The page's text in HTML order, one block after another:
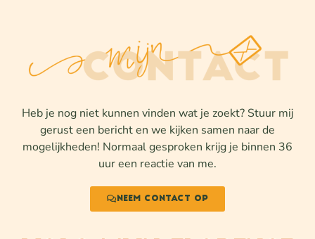
Heb je nog niet kunnen vinden wat je zoekt? Stuur mij
gerust een bericht en we kijken samen naar de
mogelijkheden! Normaal gesproken krijg je binnen 36
uur een reactie van me.
Neem contact op